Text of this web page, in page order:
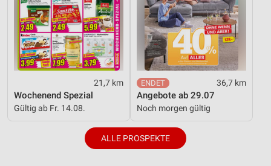
21,7 km
Wochenend Spezial
Gültig ab Fr. 14.08.
36,7 km
Angebote ab 29.07
Noch morgen gültig
ALLE PROSPEKTE